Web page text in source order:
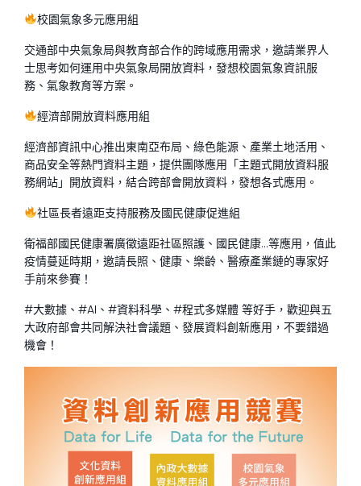
校園氣象多元應用組
交通部中央氣象局與教育部合作的跨域應用需求，邀請業界人
士思考如何運用中央氣象局開放資料，發想校園氣象資訊服
務、氣象教育等方案。
經濟部開放資料應用組
經濟部資訊中心推出東南亞布局、綠色能源、產業土地活用、
商品安全等熱門資料主題，提供團隊應用「主題式開放資料服
務網站」開放資料，結合跨部會開放資料，發想各式應用。
社區長者遠距支持服務及國民健康促進組
衛福部國民健康署廣徵遠距社區照護、國民健康…等應用，值此
疫情蔓延時期，邀請長照、健康、樂齡、醫療產業鏈的專家好
手前來參賽！
#大數據、#AI、#資料科學、#程式多媒體 等好手，歡迎與五
大政府部會共同解決社會議題、發展資料創新應用，不要錯過
機會！